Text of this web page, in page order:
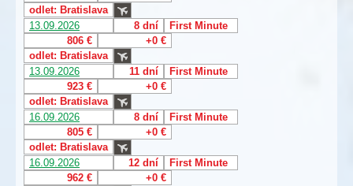
odlet: Bratislava
13.09.2026
8 dní
First Minute
806 €
+0 €
odlet: Bratislava
13.09.2026
11 dní
First Minute
923 €
+0 €
odlet: Bratislava
16.09.2026
8 dní
First Minute
805 €
+0 €
odlet: Bratislava
16.09.2026
12 dní
First Minute
962 €
+0 €